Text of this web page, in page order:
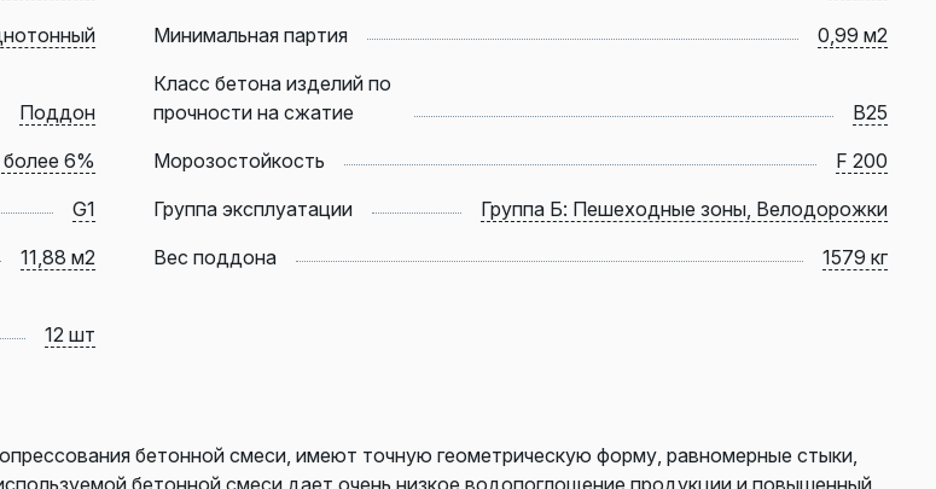
Минимальная партия 0,99 м2
Поддон
Класс бетона изделий по
прочности на сжатие
B25
более 6% Морозостойкость
F 200
G1 Группа эксплуатации
Группа Б: Пешеходные зоны, Велодорожки
11,88 м2 Вес поддона
1579 кг
12 шт
бетонной смеси, имеют точную геометрическую форму, равномерные стыки,
бетонной смеси дает очень низкое водопоглощение продукции и повышенный